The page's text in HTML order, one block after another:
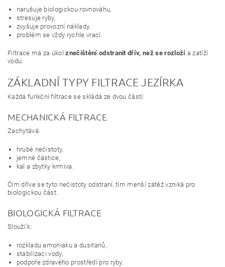
narušuje biologickou rovnováhu,
stresuje ryby,
zvyšuje provozní náklady,
problém se vždy rychle vrací.
Filtrace má za úkolznečištění odstranit dřív, než se rozloží a zatíží
vodu.
ZÁKLADNÍ TYPY FILTRACE JEZÍRKA
Každá funkční filtrace se skládá ze dvou částí:
MECHANICKÁ FILTRACE
Zachytává:
hrubé nečistoty,
jemné částice,
kal a zbytky krmiva.
Čím dříve se tyto nečistoty odstraní, tím menší zátěž vzniká pro
biologickou část.
BIOLOGICKÁ FILTRACE
Slouží k:
rozkladu amoniaku a dusitanů,
stabilizaci vody,
podpoře zdravého prostředí pro ryby.